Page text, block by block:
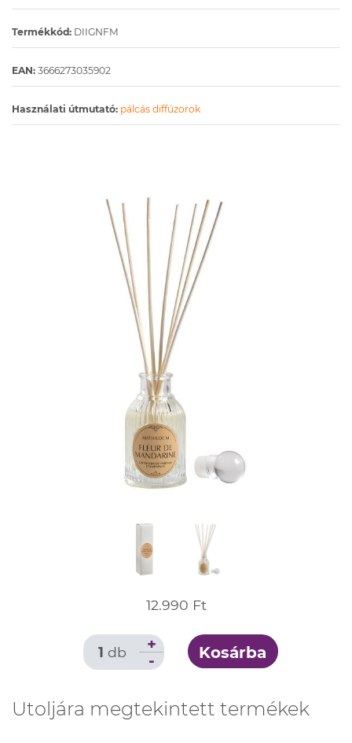
Termékkód: DIIGNFM
EAN: 3666273035902
Használati útmutató: pálcás diffúzorok
12.990 Ft
1 db -
+ Kosárba
Utoljára megtekintett termékek